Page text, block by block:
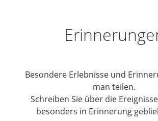
Besondere Erlebnisse und
man teilen.
Schreiben Sie über die
besonders in Erinnerung